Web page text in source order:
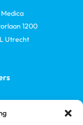
1200
Utrecht